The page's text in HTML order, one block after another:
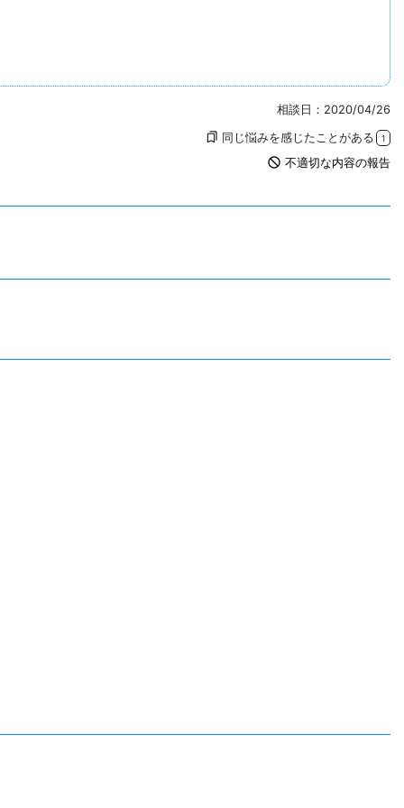
相談日：2020/04/26
bookmarks 同じ悩みを感じたことがある 1
not_interested 不適切な内容の報告